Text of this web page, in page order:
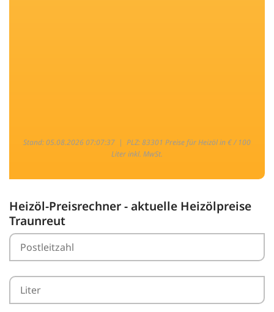
Stand: 05.08.2026 07:07:37 | PLZ: 83301 Preise für Heizöl in € / 100
Liter inkl. MwSt.
Heizöl-Preisrechner - aktuelle Heizölpreise
Traunreut